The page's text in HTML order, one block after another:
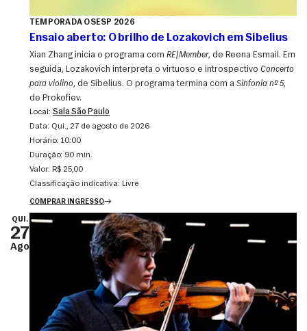
TEMPORADA OSESP 2026
Ensaio aberto: O brilho de Lozakovich em Sibelius
Xian Zhang inicia o programa com RE|Member, de Reena Esmail. Em
seguida, Lozakovich interpreta o virtuoso e introspectivo Concerto
para violino, de Sibelius. O programa termina com a Sinfonia nº 5,
de Prokofiev.
Local: Sala São Paulo
Data:
qui., 27 de agosto de 2026
Horário: 10:00
Duração: 90 min.
Valor: R$ 25,00
Classificação indicativa: Livre
COMPRAR INGRESSO
QUI.
27
Ago